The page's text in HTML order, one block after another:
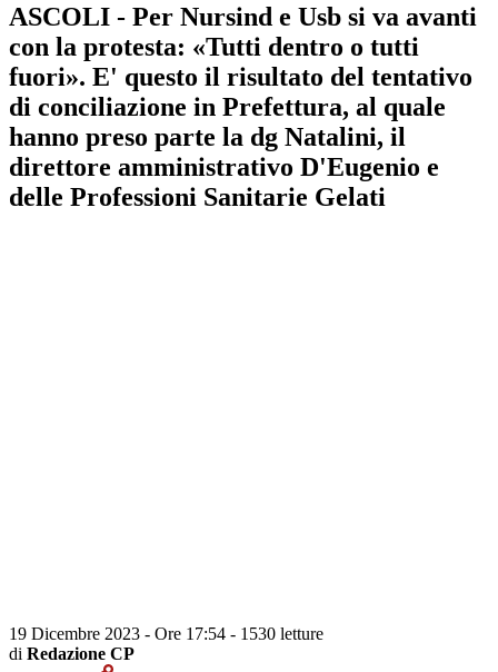
ASCOLI - Per Nursind e Usb si va avanti
con la protesta: «Tutti dentro o tutti
fuori». E' questo il risultato del tentativo
di conciliazione in Prefettura, al quale
hanno preso parte la dg Natalini, il
direttore amministrativo D'Eugenio e
delle Professioni Sanitarie Gelati
19 Dicembre 2023 - Ore 17:54 - 1530 letture
di Redazione CP